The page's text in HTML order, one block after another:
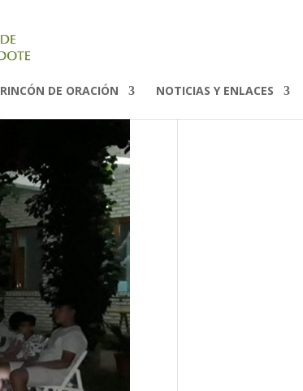
RINCÓN DE ORACIÓN NOTICIAS Y ENLACES